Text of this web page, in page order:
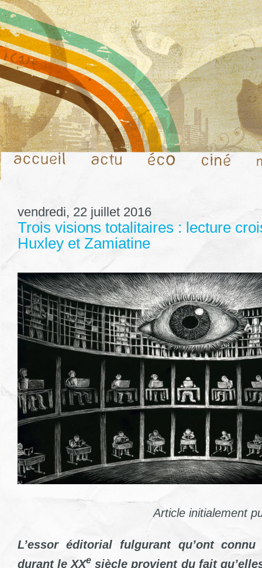
vendredi, 22 juillet 2016
Trois visions totalitaires : lecture
Huxley et Zamiatine
Article initialement
L’essor éditorial fulgurant qu’ont
durant le XXe siècle provient du fait